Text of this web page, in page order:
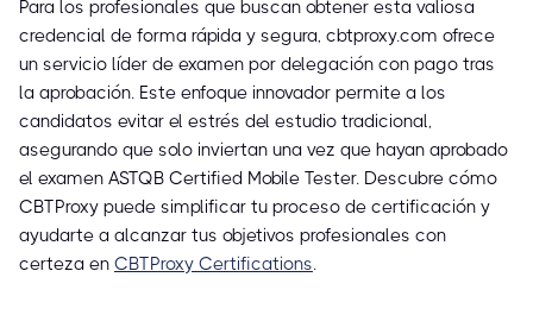
Para los profesionales que buscan obtener esta valiosa
credencial de forma rápida y segura, cbtproxy.com ofrece
un servicio líder de examen por delegación con pago tras
la aprobación. Este enfoque innovador permite a los
candidatos evitar el estrés del estudio tradicional,
asegurando que solo inviertan una vez que hayan aprobado
el examen ASTQB Certified Mobile Tester. Descubre cómo
CBTProxy puede simplificar tu proceso de certificación y
ayudarte a alcanzar tus objetivos profesionales con
certeza en CBTProxy Certifications.